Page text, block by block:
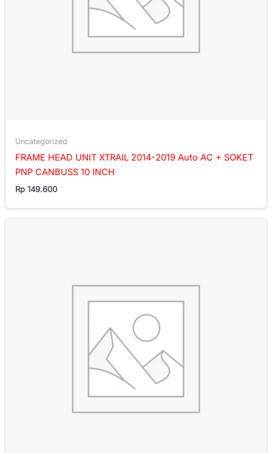
Uncategorized
FRAME HEAD UNIT XTRAIL 2014-2019 Auto AC + SOKET
PNP CANBUSS 10 INCH
Rp 149.600